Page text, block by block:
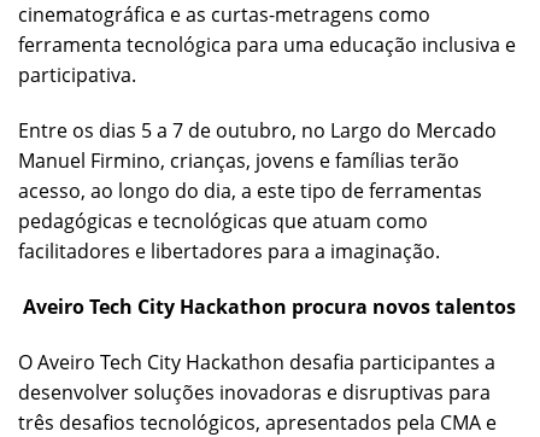
cinematográfica e as curtas-metragens como
ferramenta tecnológica para uma educação inclusiva e
participativa.
Entre os dias 5 a 7 de outubro, no Largo do Mercado
Manuel Firmino, crianças, jovens e famílias terão
acesso, ao longo do dia, a este tipo de ferramentas
pedagógicas e tecnológicas que atuam como
facilitadores e libertadores para a imaginação.
Aveiro Tech City Hackathon procura novos talentos
O Aveiro Tech City Hackathon desafia participantes a
desenvolver soluções inovadoras e disruptivas para
três desafios tecnológicos, apresentados pela CMA e